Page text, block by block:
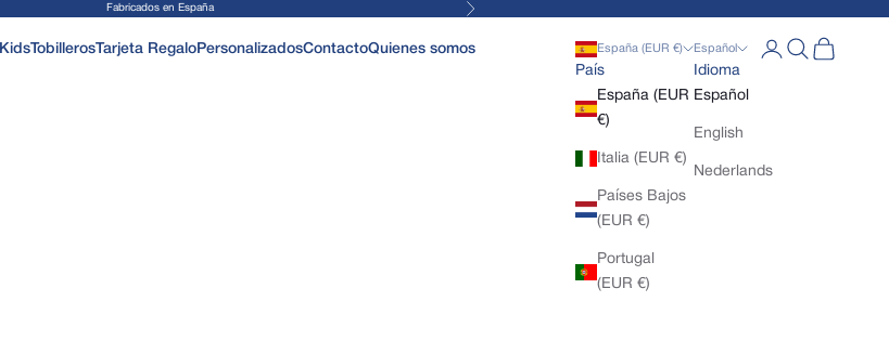
Fabricados en España Siguiente
KidsTobillerosTarjeta RegaloPersonalizadosContactoQuienes somos España (EUR €)
País
España (EUR
€)
Italia (EUR €)
Países Bajos
(EUR €)
Portugal
(EUR €)
Español
Idioma
Español
English
Nederlands
Abrir página de la
AbrirAbrir cesta